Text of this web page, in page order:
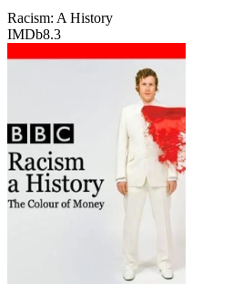
Racism: A History
IMDb8.3